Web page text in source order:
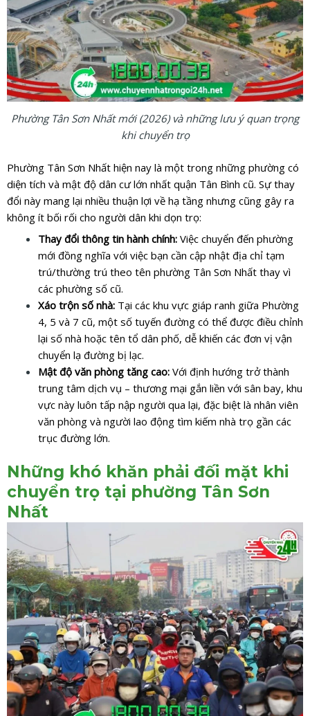
Phường Tân Sơn Nhất mới (2026) và những lưu ý quan trọng
khi chuyển trọ
Phường Tân Sơn Nhất hiện nay là một trong những phường có
diện tích và mật độ dân cư lớn nhất quận Tân Bình cũ. Sự thay
đổi này mang lại nhiều thuận lợi về hạ tầng nhưng cũng gây ra
không ít bối rối cho người dân khi dọn trọ:
Thay đổi thông tin hành chính: Việc chuyển đến phường
mới đồng nghĩa với việc bạn cần cập nhật địa chỉ tạm
trú/thường trú theo tên phường Tân Sơn Nhất thay vì
các phường số cũ.
Xáo trộn số nhà: Tại các khu vực giáp ranh giữa Phường
4, 5 và 7 cũ, một số tuyến đường có thể được điều chỉnh
lại số nhà hoặc tên tổ dân phố, dễ khiến các đơn vị vận
chuyển lạ đường bị lạc.
Mật độ văn phòng tăng cao: Với định hướng trở thành
trung tâm dịch vụ – thương mại gắn liền với sân bay, khu
vực này luôn tấp nập người qua lại, đặc biệt là nhân viên
văn phòng và người lao động tìm kiếm nhà trọ gần các
trục đường lớn.
Những khó khăn phải đối mặt khi
chuyển trọ tại phường Tân Sơn
Nhất